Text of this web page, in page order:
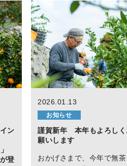
ン
登
2026.01.13
お知らせ
謹賀新年 本年もよろし
願いします
おかげさまで、今年で無